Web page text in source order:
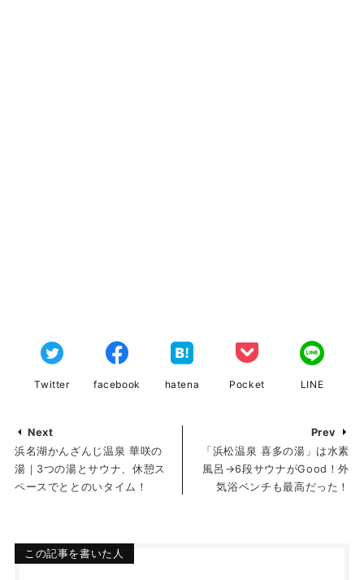
Twitter facebook hatena Pocket LINE
Next
浜名湖かんざんじ温泉 華咲の
湯｜3つの湯とサウナ、休憩ス
ペースでととのいタイム！
Prev
「浜松温泉 喜多の湯」は水素
風呂→6段サウナがGood！外
気浴ベンチも最高だった！
この記事を書いた人